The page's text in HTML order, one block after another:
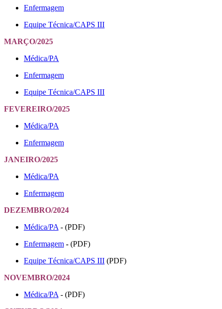
Enfermagem
Equipe Técnica/CAPS III
MARÇO/2025
Médica/PA
Enfermagem
Equipe Técnica/CAPS III
FEVEREIRO/2025
Médica/PA
Enfermagem
JANEIRO/2025
Médica/PA
Enfermagem
DEZEMBRO/2024
Médica/PA - (PDF)
Enfermagem - (PDF)
Equipe Técnica/CAPS III (PDF)
NOVEMBRO/2024
Médica/PA - (PDF)